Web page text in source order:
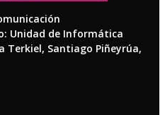
Unidad de Informática
Terkiel, Santiago Piñeyrúa,